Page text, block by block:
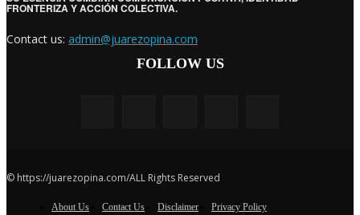
FRONTERIZA Y ACCIÓN COLECTIVA.
Contact us: admin@juarezopina.com
FOLLOW US
© https://juarezopina.com/ALL Rights Reserved
About Us Contact Us Disclaimer
Privacy Policy